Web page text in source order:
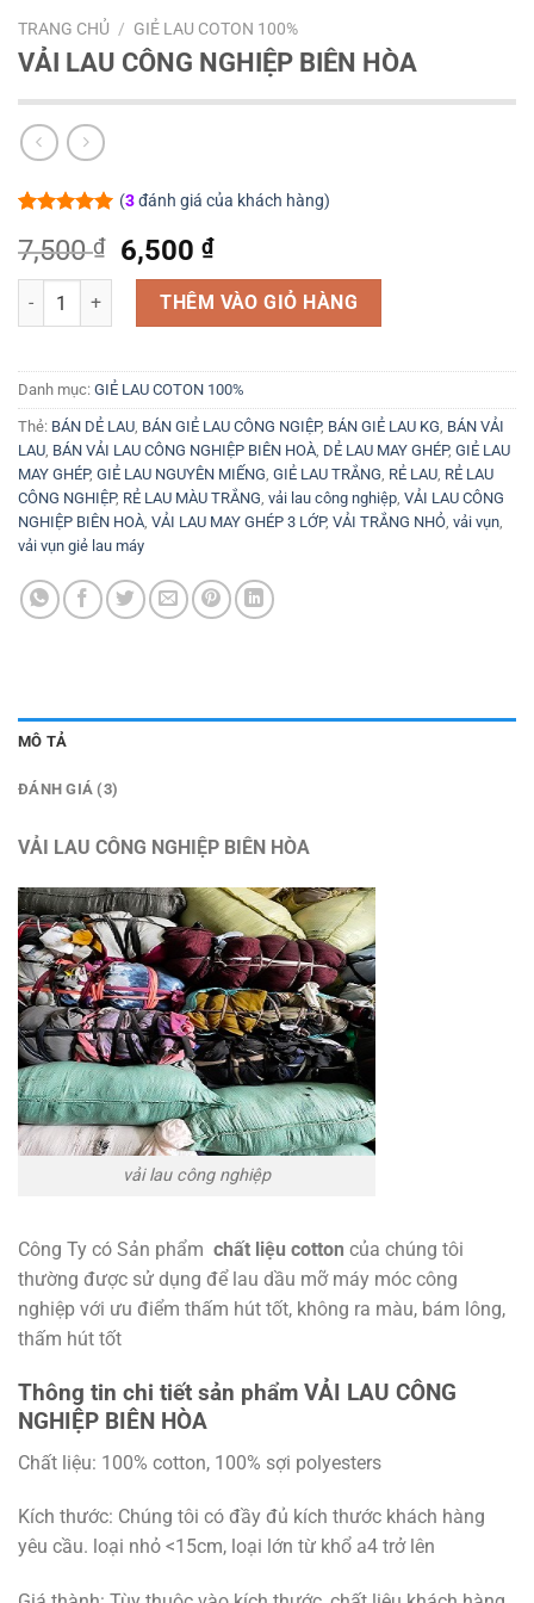
TRANG CHỦ / GIẺ LAU COTON 100%
VẢI LAU CÔNG NGHIỆP BIÊN HÒA
dựa trên
đánh giá
(3đánh giá của khách hàng)
7,500₫
Giá
gốc
7,500 ₫.
6,500₫Giá
hiện
tại
là:
6,500 ₫.
VẢI LAU CÔNG NGHIỆP BIÊN HÒA số lượng
THÊM VÀO GIỎ HÀNG
Danh mục: GIẺ LAU COTON 100%
Thẻ: BÁN DẺ LAU BÁN GIẺ LAU CÔNG NGIỆP, BÁN GIẺ LAU KG BÁN VẢI
LAU BÁN VẢI LAU CÔNG NGHIỆP BIÊN HOÀ DẺ LAU MAY GHÉP, GIẺ LAU
MAY GHÉP, GIẺ LAU NGUYÊN MIẾNG GIẺ LAU TRẮNG RẺ LAU RẺ LAU
CÔNG NGHIỆP, RẺ LAU MÀU TRẮNG vải lau công nghiệp VẢI LAU CÔNG
NGHIỆP BIÊN HOÀ VẢI LAU MAY GHÉP 3 LỚP, VẢI TRẮNG NHỎ vải vụn
vải vụn giẻ lau máy
MÔ TẢ
ĐÁNH GIÁ (3)
VẢI LAU CÔNG NGHIỆP BIÊN HÒA
vải lau công nghiệp
Công Ty có Sản phẩm chất liệu cotton của chúng tôi
thường được sử dụng để lau dầu mỡ máy móc công
nghiệp với ưu điểm thấm hút tốt, không ra màu, bám lông,
thấm hút tốt
Thông tin chi tiết sản phẩm VẢI LAU CÔNG
NGHIỆP BIÊN HÒA
Chất liệu: 100% cotton, 100% sợi polyesters
Kích thước: Chúng tôi có đầy đủ kích thước khách hàng
yêu cầu. loại nhỏ <15cm, loại lớn từ khổ a4 trở lên